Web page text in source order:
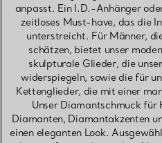
anpasst. Ein I.D.-Anhänger
zeitloses Must-have, das die
unterstreicht. Für Männer,
schätzen, bietet unser
skulpturale Glieder, die
widerspiegeln, sowie die für
Kettenglieder, die mit einer
Unser Diamantschmuck
Diamanten, Diamantakzenten
einen eleganten Look.